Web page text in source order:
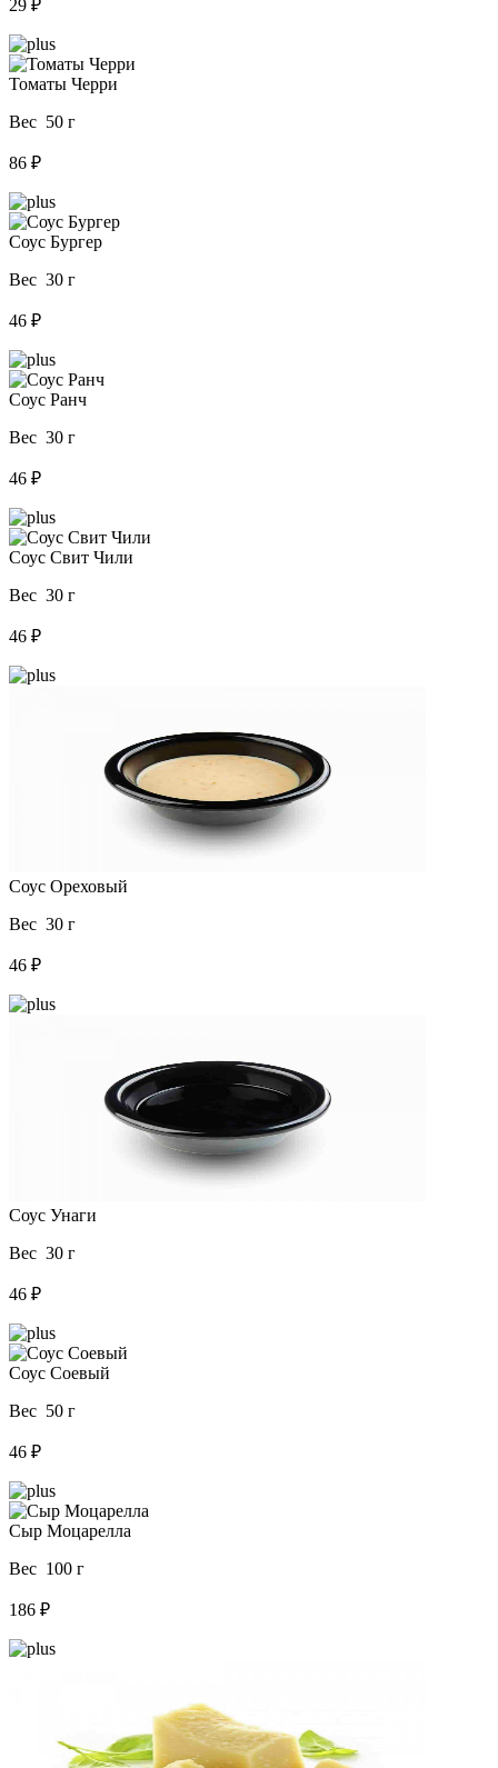
29 ₽
Томаты Черри
Вес 50 г
86 ₽
Соус Бургер
Вес 30 г
46 ₽
Соус Ранч
Вес 30 г
46 ₽
Соус Свит Чили
Вес 30 г
46 ₽
Соус Ореховый
Вес 30 г
46 ₽
Соус Унаги
Вес 30 г
46 ₽
Соус Соевый
Вес 50 г
46 ₽
Сыр Моцарелла
Вес 100 г
186 ₽